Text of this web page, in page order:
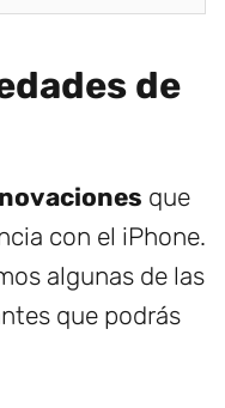
de
que
con el iPhone.
algunas de las
que podrás